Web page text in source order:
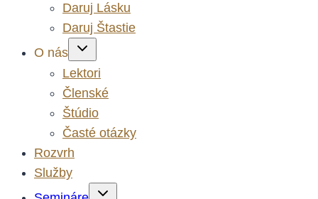
Daruj Lásku
Daruj Štastie
O nás
Lektori
Členské
Štúdio
Časté otázky
Rozvrh
Služby